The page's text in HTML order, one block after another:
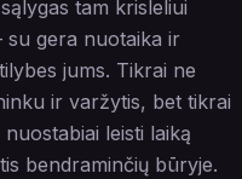
tam krisleliui
su gera nuotaika ir
jums. Tikrai ne
ir varžytis, bet tikrai
leisti laiką
bendraminčių būryje.